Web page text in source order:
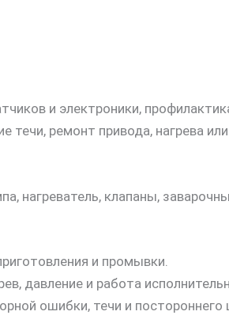
и электроники,
течи, ремонт привода, нагрева
нагреватель, клапаны,
и промывки.
давление и работа
ошибки, течи и постороннего